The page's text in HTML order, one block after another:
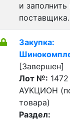
и
поставщика.
Закупка:
[Завершен]
Лот №: 1472
АУКЦИОН
товара)
Раздел: